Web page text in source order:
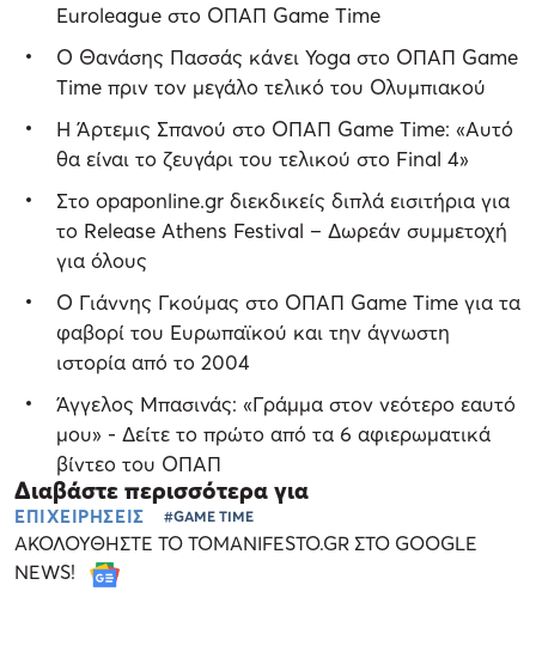
Euroleague στο ΟΠΑΠ Game Time
Ο Θανάσης Πασσάς κάνει Yoga στο ΟΠΑΠ Game
Time πριν τον μεγάλο τελικό του Ολυμπιακού
Η Άρτεμις Σπανού στο ΟΠΑΠ Game Time: «Αυτό
θα είναι το ζευγάρι του τελικού στο Final 4»
Στο opaponline.gr διεκδικείς διπλά εισιτήρια για
το Release Athens Festival – Δωρεάν συμμετοχή
για όλους
Ο Γιάννης Γκούμας στο ΟΠΑΠ Game Time για τα
φαβορί του Ευρωπαϊκού και την άγνωστη
ιστορία από το 2004
Άγγελος Μπασινάς: «Γράμμα στον νεότερο εαυτό
μου» - Δείτε το πρώτο από τα 6 αφιερωματικά
βίντεο του ΟΠΑΠ
Διαβάστε περισσότερα για
ΕΠΙΧΕΙΡΗΣΕΙΣ #GAME TIME
ΑΚΟΛΟΥΘΗΣΤΕ ΤΟ TOMANIFESTO.GR ΣΤΟ GOOGLE
NEWS!